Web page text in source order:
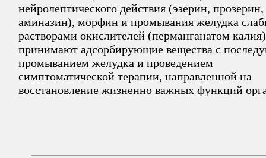
нейролептического действия (эзерин, прозерин,
аминазин), морфин и промывания желудка
растворами окислителей (перманганатом
принимают адсорбирующие вещества с
промыванием желудка и проведением
симптоматической терапии, направленной на
восстановление жизненно важных функций